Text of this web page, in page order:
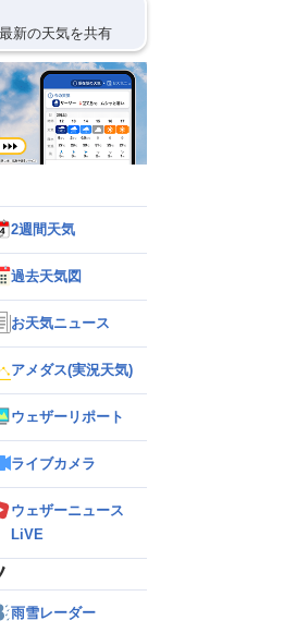
新の天気を共有
2週間天気
過去天気図
お天気ニュース
アメダス(実況天気)
ウェザーリポート
ライブカメラ
ウェザーニュース
LiVE
雨雪レーダー